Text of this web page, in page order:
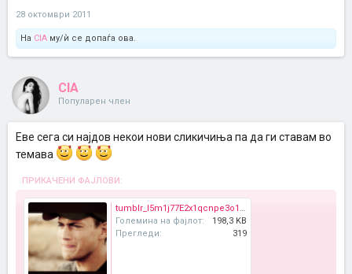
28 октомври 2011
На CIA му/ѝ се допаѓа ова.
CIA
Популарен член
Еве сега си најдов некои нови сликичиња па да ги ставам во
темава
ПРИКАЧЕНИ ФАЈЛОВИ:
tumblr_l5m1j77E2x1qcnpe3o1_500_large.png
Големина на фајлот:
198,3 KB
Прегледи:
319